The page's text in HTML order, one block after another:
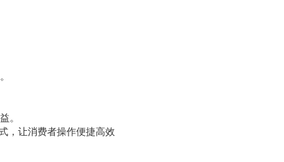
。
，让消费者操作便捷高效